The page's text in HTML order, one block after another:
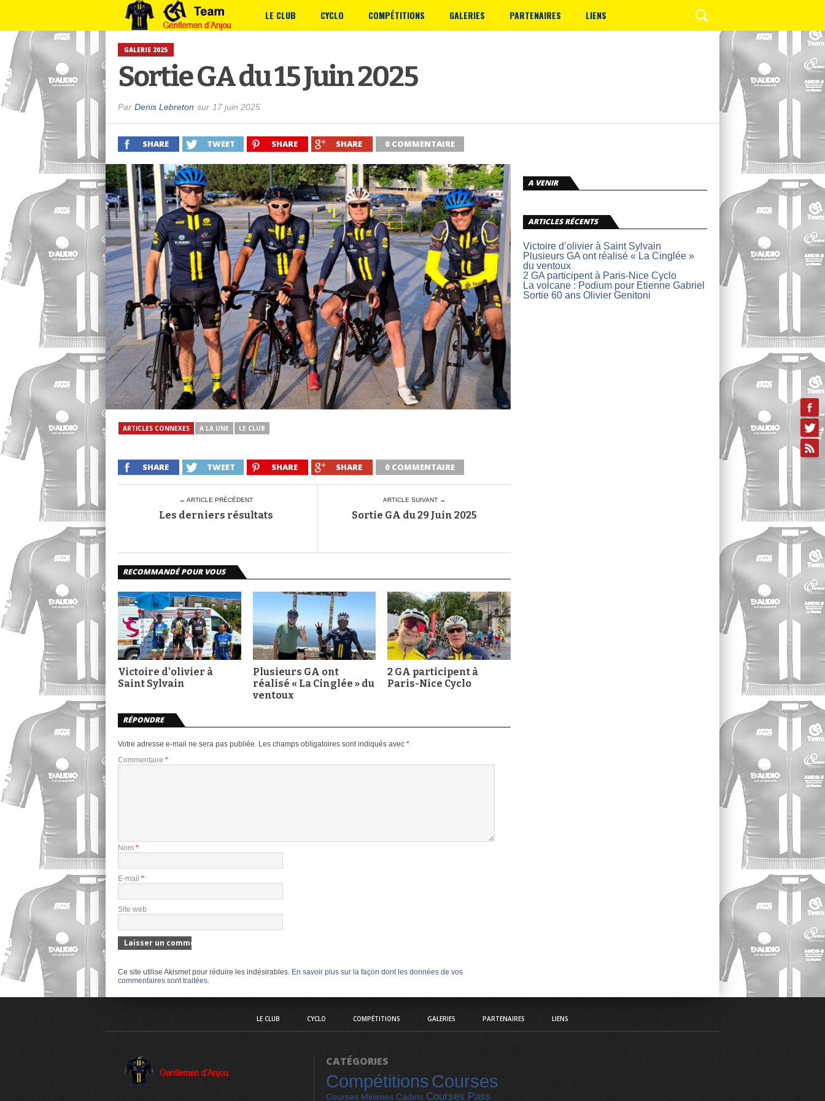
LE CLUB CYCLO COMPÉTITIONS GALERIES PARTENAIRES LIENS
GALERIE 2025
Sortie GA du 15 Juin 2025
Par Denis Lebreton sur 17 juin 2025
SHARE TWEET SHARE SHARE 0 COMMENTAIRE
ARTICLES CONNEXES A LA UNE LE CLUB
SHARE TWEET SHARE SHARE 0 COMMENTAIRE
← ARTICLE PRÉCÉDENT
Les derniers résultats
ARTICLE SUIVANT →
Sortie GA du 29 Juin 2025
RECOMMANDÉ POUR VOUS
Victoire d’olivier à
Saint Sylvain
Plusieurs GA ont
réalisé « La Cinglée » du
ventoux
2 GA participent à
Paris-Nice Cyclo
RÉPONDRE
Votre adresse e-mail ne sera pas publiée. Les champs obligatoires sont indiqués avec *
Commentaire *
Nom *
E-mail *
Site web
Ce site utilise Akismet pour réduire les indésirables. En savoir plus sur la façon dont les données de vos
commentaires sont traitées.
A VENIR
ARTICLES RÉCENTS
Victoire d’olivier à Saint Sylvain
Plusieurs GA ont réalisé « La Cinglée »
du ventoux
2 GA participent à Paris-Nice Cyclo
La volcane : Podium pour Etienne Gabriel
Sortie 60 ans Olivier Genitoni
LE CLUB CYCLO COMPÉTITIONS GALERIES PARTENAIRES LIENS
CATÉGORIES
CompétitionsCourses
Courses Minimes Cadets Courses Pass